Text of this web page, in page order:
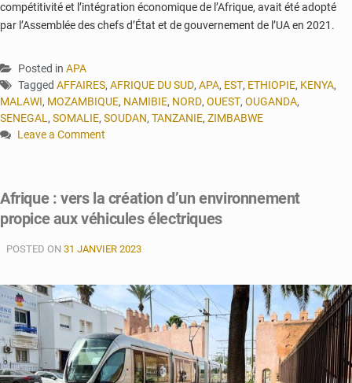
compétitivité et l’intégration économique de l’Afrique, avait été adopté
par l’Assemblée des chefs d’État et de gouvernement de l’UA en 2021.
Posted in APA
Tagged AFFAIRES, AFRIQUE DU SUD, APA, EST, ETHIOPIE, KENYA,
MALAWI, MOZAMBIQUE, NAMIBIE, NORD, OUEST, OUGANDA,
SENEGAL , SOMALIE, SOUDAN, TANZANIE, ZIMBABWE
Leave a Comment
69
projets
à
à
terme
d’ici
2030
Afrique : vers la création d’un environnement
propice aux véhicules électriques
POSTED ON 31 JANVIER 2023